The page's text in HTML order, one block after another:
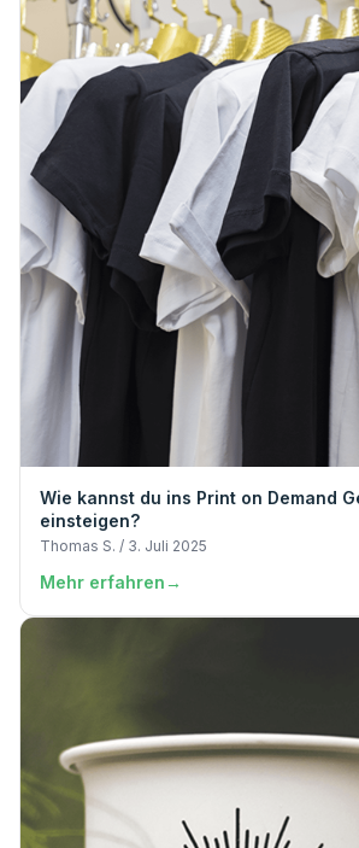
Wie kannst du ins Print on Demand
einsteigen?
Thomas S. / 3. Juli 2025
Mehr erfahren→